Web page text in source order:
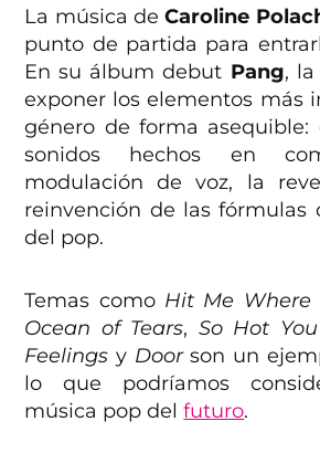
La música deCaroline
punto de partida para
En su álbum debut Pang,
exponer los elementos más
género de forma asequible:
sonidos hechos en
modulación de voz, la
reinvención de las fórmulas
del pop.
Temas como Hit Me Where
Ocean of Tears, So Hot
Feelings y Doorson un
lo que podríamos
música pop delfuturo.